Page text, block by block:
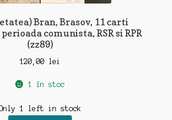
Bran, Brasov, 11 carti
comunista, RSR si RPR
(zz89)
120,00 lei
1 în stoc
1 left in stock